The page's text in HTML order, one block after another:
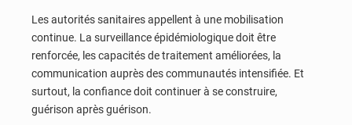
Les autorités sanitaires appellent à une mobilisation
continue. La surveillance épidémiologique doit être
renforcée, les capacités de traitement améliorées, la
communication auprès des communautés intensifiée. Et
surtout, la confiance doit continuer à se construire,
guérison après guérison.